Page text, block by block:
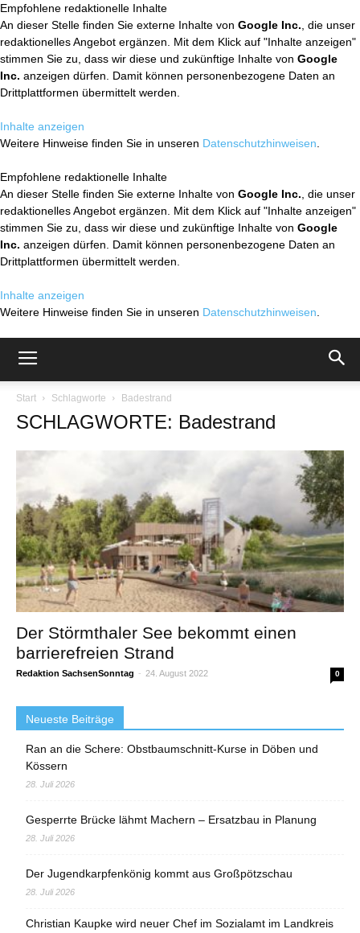
Empfohlene redaktionelle Inhalte
An dieser Stelle finden Sie externe Inhalte von Google Inc. , die unser
redaktionelles Angebot ergänzen. Mit dem Klick auf "Inhalte anzeigen"
stimmen Sie zu, dass wir diese und zukünftige Inhalte von Google
Inc. anzeigen dürfen. Damit können personenbezogene Daten an
Drittplattformen übermittelt werden.
Inhalte anzeigen
Weitere Hinweise finden Sie in unseren Datenschutzhinweisen
Empfohlene redaktionelle Inhalte
An dieser Stelle finden Sie externe Inhalte von Google Inc. , die unser
redaktionelles Angebot ergänzen. Mit dem Klick auf "Inhalte anzeigen"
stimmen Sie zu, dass wir diese und zukünftige Inhalte von Google
Inc. anzeigen dürfen. Damit können personenbezogene Daten an
Drittplattformen übermittelt werden.
Inhalte anzeigen
Weitere Hinweise finden Sie in unseren Datenschutzhinweisen
Start Schlagworte Badestrand
SCHLAGWORTE: Badestrand
Der Störmthaler See bekommt einen
barrierefreien Strand
Redaktion SachsenSonntag - 24. August 2022 0
Neueste Beiträge
Ran an die Schere: Obstbaumschnitt-Kurse in Döben und
Kössern
28. Juli 2026
Gesperrte Brücke lähmt Machern – Ersatzbau in Planung
28. Juli 2026
Der Jugendkarpfenkönig kommt aus Großpötzschau
28. Juli 2026
Christian Kaupke wird neuer Chef im Sozialamt im Landkreis